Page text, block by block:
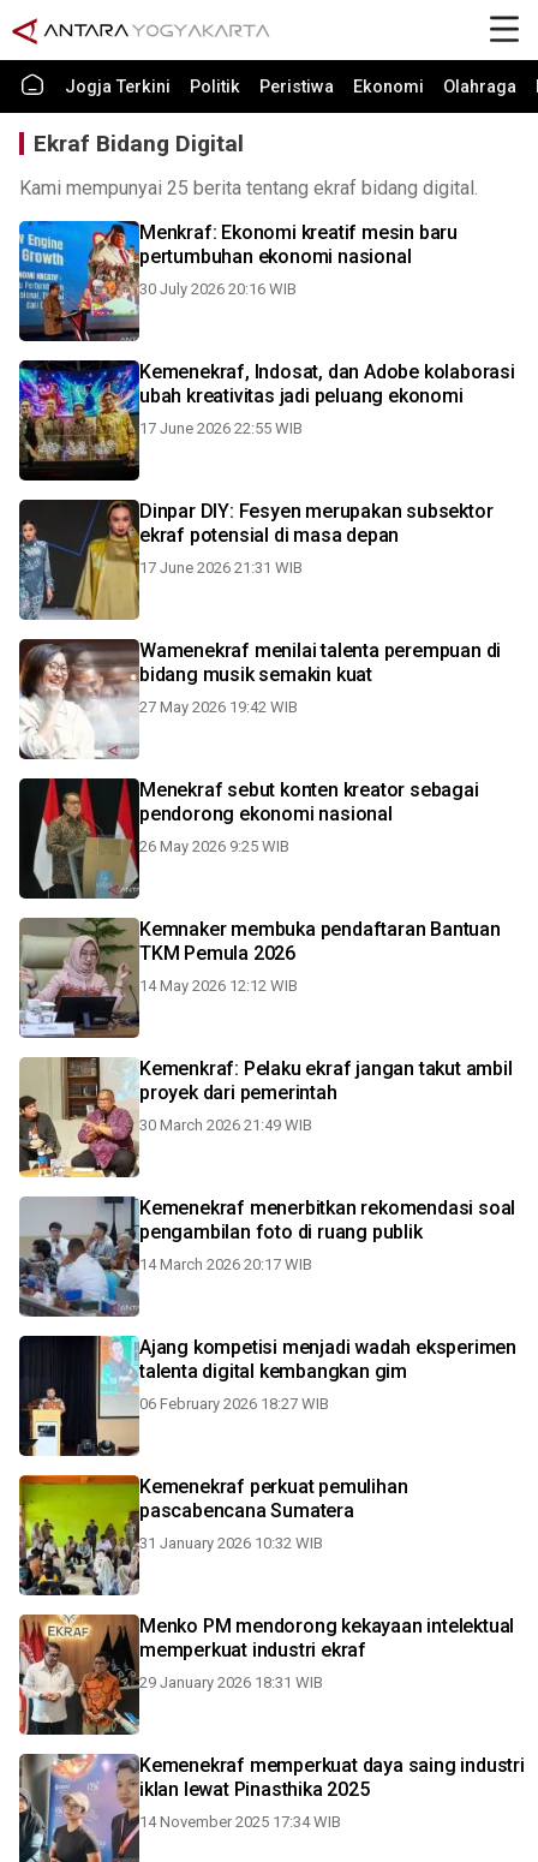
Jogja Terkini Politik Peristiwa Ekonomi Olahraga
Ekraf Bidang Digital
Kami mempunyai 25 berita tentang ekraf bidang digital.
Menkraf: Ekonomi kreatif mesin baru
pertumbuhan ekonomi nasional
30 July 2026 20:16 WIB
Kemenekraf, Indosat, dan Adobe kolaborasi
ubah kreativitas jadi peluang ekonomi
17 June 2026 22:55 WIB
Dinpar DIY: Fesyen merupakan subsektor
ekraf potensial di masa depan
17 June 2026 21:31 WIB
Wamenekraf menilai talenta perempuan di
bidang musik semakin kuat
27 May 2026 19:42 WIB
Menekraf sebut konten kreator sebagai
pendorong ekonomi nasional
26 May 2026 9:25 WIB
Kemnaker membuka pendaftaran Bantuan
TKM Pemula 2026
14 May 2026 12:12 WIB
Kemenkraf: Pelaku ekraf jangan takut ambil
proyek dari pemerintah
30 March 2026 21:49 WIB
Kemenekraf menerbitkan rekomendasi soal
pengambilan foto di ruang publik
14 March 2026 20:17 WIB
Ajang kompetisi menjadi wadah eksperimen
talenta digital kembangkan gim
06 February 2026 18:27 WIB
Kemenekraf perkuat pemulihan
pascabencana Sumatera
31 January 2026 10:32 WIB
Menko PM mendorong kekayaan intelektual
memperkuat industri ekraf
29 January 2026 18:31 WIB
Kemenekraf memperkuat daya saing industri
iklan lewat Pinasthika 2025
14 November 2025 17:34 WIB